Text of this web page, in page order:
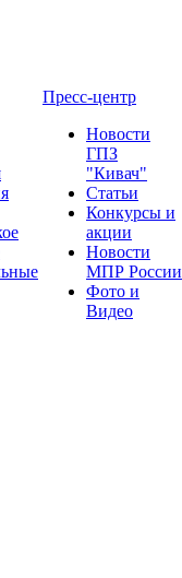
Пресс-центр
Новости
ГПЗ
"Кивач"
Статьи
Конкурсы и
акции
Новости
МПР России
Фото и
Видео